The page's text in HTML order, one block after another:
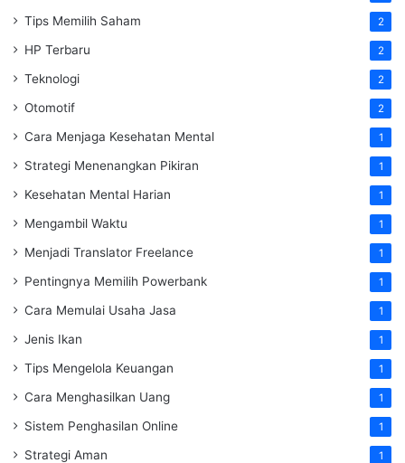
Tips Memilih Saham 2
HP Terbaru 2
Teknologi 2
Otomotif 2
Cara Menjaga Kesehatan Mental 1
Strategi Menenangkan Pikiran 1
Kesehatan Mental Harian 1
Mengambil Waktu 1
Menjadi Translator Freelance 1
Pentingnya Memilih Powerbank 1
Cara Memulai Usaha Jasa 1
Jenis Ikan 1
Tips Mengelola Keuangan 1
Cara Menghasilkan Uang 1
Sistem Penghasilan Online 1
Strategi Aman 1